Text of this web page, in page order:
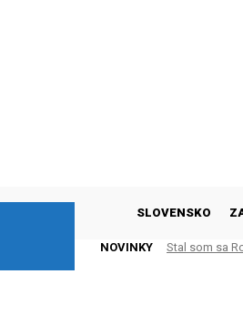
SLOVENSKO
NOVINKY
Stal som sa